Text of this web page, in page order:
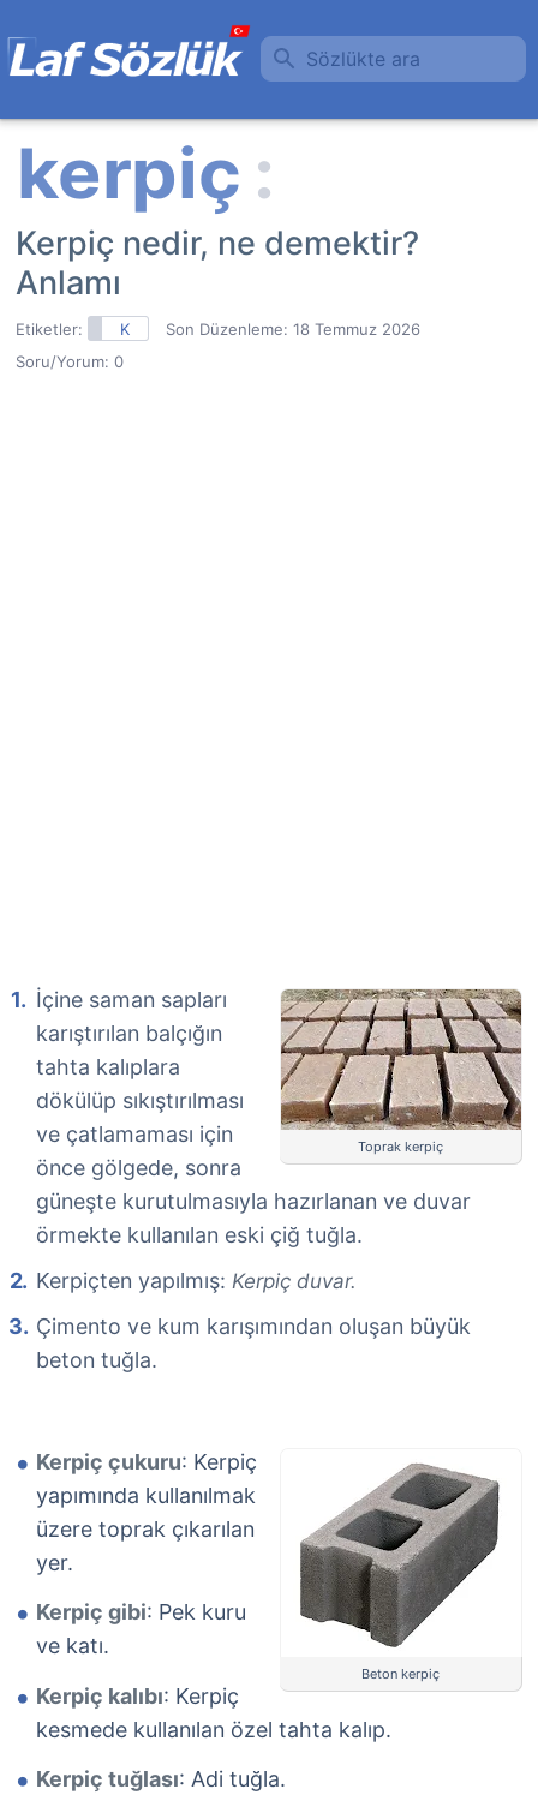
Sözlükte ara
Kerpiç nedir, ne demektir?
Anlamı
Etiketler: K Son Düzenleme: 18 Temmuz 2026
Soru/Yorum: 0
Toprak kerpiç
İçine saman sapları
karıştırılan balçığın
tahta kalıplara
dökülüp sıkıştırılması
ve çatlamaması için
önce gölgede, sonra
güneşte kurutulmasıyla hazırlanan ve duvar
örmekte kullanılan eski çiğ tuğla.
Kerpiçten yapılmış: Kerpiç duvar.
Çimento ve kum karışımından oluşan büyük
beton tuğla.
Beton kerpiç
Kerpiç çukuru: Kerpiç
yapımında kullanılmak
üzere toprak çıkarılan
yer.
Kerpiç gibi: Pek kuru
ve katı.
Kerpiç kalıbı: Kerpiç
kesmede kullanılan özel tahta kalıp.
Kerpiç tuğlası: Adi tuğla.